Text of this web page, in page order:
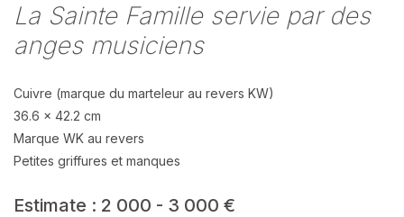
La Sainte Famille servie par des
anges musiciens
Cuivre (marque du marteleur au revers KW)
36.6 x 42.2 cm
Marque WK au revers
Petites griffures et manques
Estimate : 2 000 - 3 000 €